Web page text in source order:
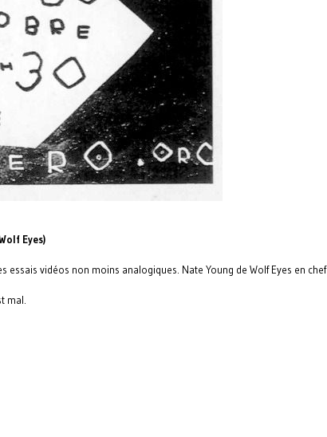
Eyes)
vidéos non moins analogiques. Nate Young de Wolf Eyes en chef
mal.